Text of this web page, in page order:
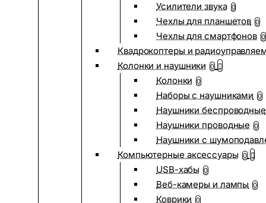
Усилители звука 0
Чехлы для планшетов 0
Чехлы для смартфонов 0
Квадрокоптеры и
Колонки и наушники 0
Колонки 0
Наборы с наушниками 0
Наушники беспроводные
Наушники проводные 0
Наушники с
Компьютерные аксессуары 0
USB-хабы 0
Веб-камеры и лампы 0
Коврики 0